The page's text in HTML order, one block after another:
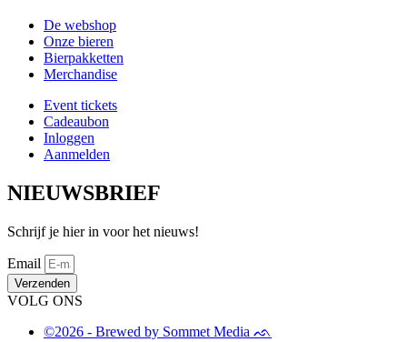
De webshop
Onze bieren
Bierpakketten
Merchandise
Event tickets
Cadeaubon
Inloggen
Aanmelden
NIEUWSBRIEF
Schrijf je hier in voor het nieuws!
Email
Verzenden
VOLG ONS
©2026 - Brewed by Sommet Media ᨒ